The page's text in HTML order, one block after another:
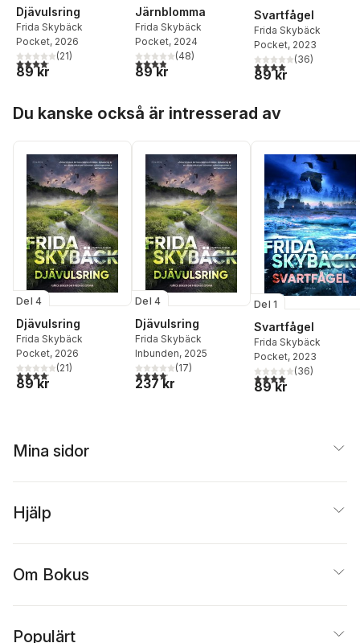
Djävulsring
Frida Skybäck
Pocket, 2026
4,1utav 5 stjärnor. Totalt antal röster:
(21)
89 kr
Järnblomma
Frida Skybäck
Pocket, 2024
3,9utav 5 stjärnor. Totalt antal röster:
(48)
89 kr
Svartfågel
Frida Skybäck
Pocket, 2023
4,0utav 5 stjärnor.
(36)
89 kr
Du kanske också är intresserad av
Del 4
Djävulsring
Frida Skybäck
Pocket, 2026
4,1utav 5 stjärnor. Totalt antal röster:
(21)
89 kr
Del 4
Djävulsring
Frida Skybäck
Inbunden, 2025
4,1utav 5 stjärnor. Totalt antal röster:
(17)
237 kr
Del 1
Svartfågel
Frida Skybäck
Pocket, 2023
4,0utav 5 stjärnor.
(36)
89 kr
Mina sidor
Hjälp
Om Bokus
Populärt